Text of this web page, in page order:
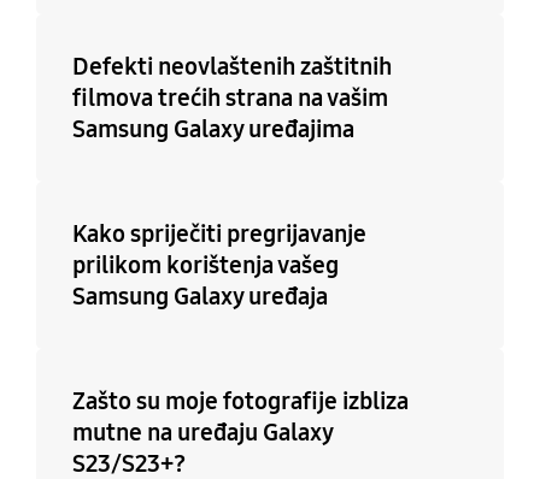
Defekti neovlaštenih zaštitnih
filmova trećih strana na vašim
Samsung Galaxy uređajima
Kako spriječiti pregrijavanje
prilikom korištenja vašeg
Samsung Galaxy uređaja
Zašto su moje fotografije izbliza
mutne na uređaju Galaxy
S23/S23+?